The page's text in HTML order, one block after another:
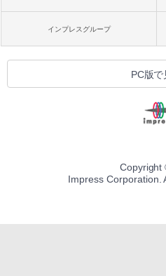
インプレスグループ
PC版で
Copyright
Impress Corporation.